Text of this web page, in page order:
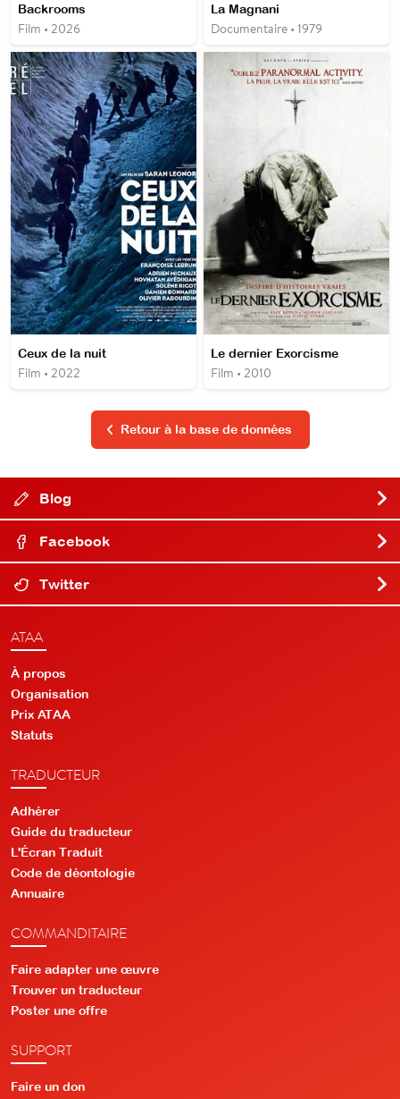
Backrooms
Film • 2026
La Magnani
Documentaire • 1979
Ceux de la nuit
Film • 2022
Le dernier Exorcisme
Film • 2010
Retour à la base de données
Blog
Facebook
Twitter
ATAA
À propos
Organisation
Prix ATAA
Statuts
TRADUCTEUR
Adhérer
Guide du traducteur
L'Écran Traduit
Code de déontologie
Annuaire
COMMANDITAIRE
Faire adapter une œuvre
Trouver un traducteur
Poster une offre
SUPPORT
Faire un don